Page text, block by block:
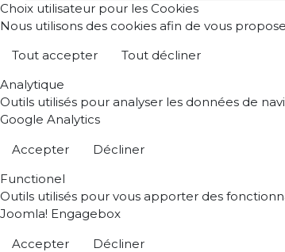
Choix utilisateur pour les Cookies
Nous utilisons des cookies afin de vous
Tout accepter
Tout décliner
Analytique
Outils utilisés pour analyser les données de
Google Analytics
Accepter
Décliner
Functionel
Outils utilisés pour vous apporter des
Joomla! Engagebox
Accepter
Décliner